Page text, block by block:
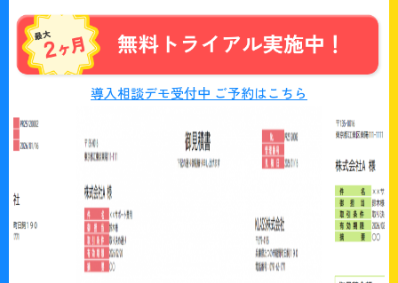
導入相談デモ受付中 ご予約はこちら